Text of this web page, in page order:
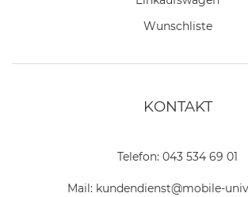
Wunschliste
KONTAKT
Telefon: 043 534 69 01
Mail: kundendienst@mobile-